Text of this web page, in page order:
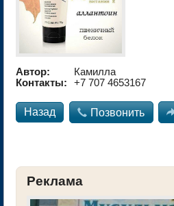
Автор:
Камилла
Контакты:
+7 707 4653167
Назад  Позвонить
Реклама